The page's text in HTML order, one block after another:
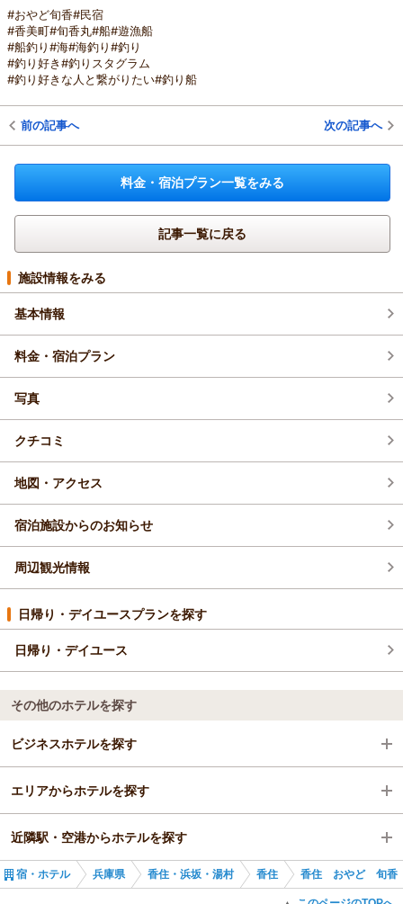
#おやど旬香#民宿
#香美町#旬香丸#船#遊漁船
#船釣り#海#海釣り#釣り
#釣り好き#釣りスタグラム
#釣り好きな人と繋がりたい#釣り船
前の記事へ 次の記事へ
料金・宿泊プラン一覧をみる
記事一覧に戻る
施設情報をみる
基本情報
料金・宿泊プラン
写真
クチコミ
地図・アクセス
宿泊施設からのお知らせ
周辺観光情報
日帰り・デイユースプランを探す
日帰り・デイユース
その他のホテルを探す
ビジネスホテルを探す
兵庫県
エリアからホテルを探す
兵庫県
香住・浜坂・湯村
近隣駅・空港からホテルを探す
香住駅
宿・ホテル 兵庫県 香住・浜坂・湯村 香住 香住 おやど 旬香